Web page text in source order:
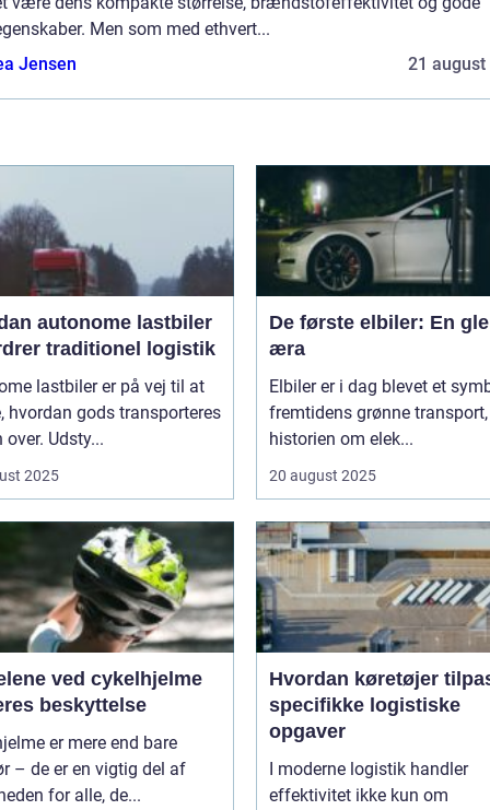
Men som med ethvert...
Jensen
21 august
autonome lastbiler
traditionel logistik
lastbiler er på vej til at
hvordan gods transporteres
over. Udsty...
2025
De første elbiler: En
æra
Elbiler er i dag blevet et
fremtidens grønne
historien om elek...
20 august 2025
ved cykelhjelme
beskyttelse
er mere end bare
– de er en vigtig del af
for alle, de...
Hvordan køretøjer
specifikke logistiske
opgaver
I moderne logistik handler
effektivitet ikke kun om